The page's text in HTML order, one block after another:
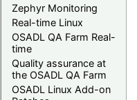
Zephyr Monitoring
Real-time Linux
OSADL QA Farm Real-
time
Quality assurance at
the OSADL QA Farm
OSADL Linux Add-on